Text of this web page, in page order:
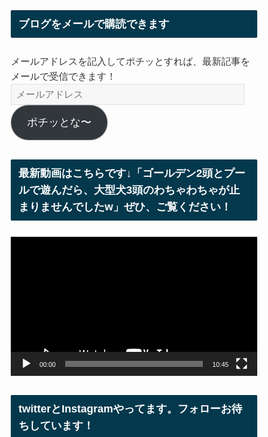
ブログをメールで購読できます
メールアドレスを記入してポチッとすれば、最新記事を
メールで受信できます！
ー
ル
ア
ス
ポチッとな〜
最新動画はこちらです↓「ゴールデン2頭とプー
ルで遊んだら、大型犬3頭のわちゃわちゃが止
まりませんでしたw」ぜひ、ご覧ください！
00:00 10:45
twitterとInstagramやってます。フォローお待
ちしています！